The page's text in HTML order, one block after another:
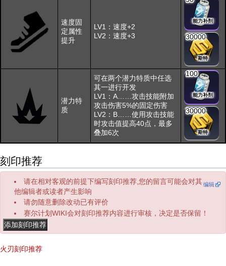
速度固
定属性
提升
LV1：速度+2
LV2：速度+3
能力补剂
30000
斯特
潜力特
质
可在两个潜力特质中任选
其一进行开发
LV1：A……攻击技能附加
攻击伤害5%的固定伤害
LV2：B……使用攻击技能
时攻击值提高40点，最多
叠加6次
100
能力补剂
30000
斯特
刻印推荐
编辑
请在相对客观的前提下编写刻印推荐,您的留言可能会对其
他编辑者或读者产生影响
请勿随意删除改动已有评价
赛尔计划WIKI会对刻印推荐内容进行审核，决定是否保留！
火刃刻印推荐